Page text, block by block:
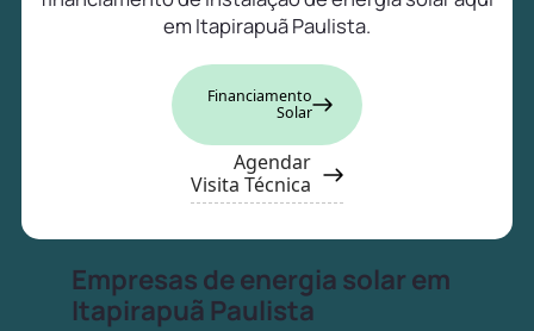
em Itapirapuã Paulista.
Financiamento
Solar
Agendar
Visita Técnica
Empresas de energia solar em
Itapirapuã Paulista